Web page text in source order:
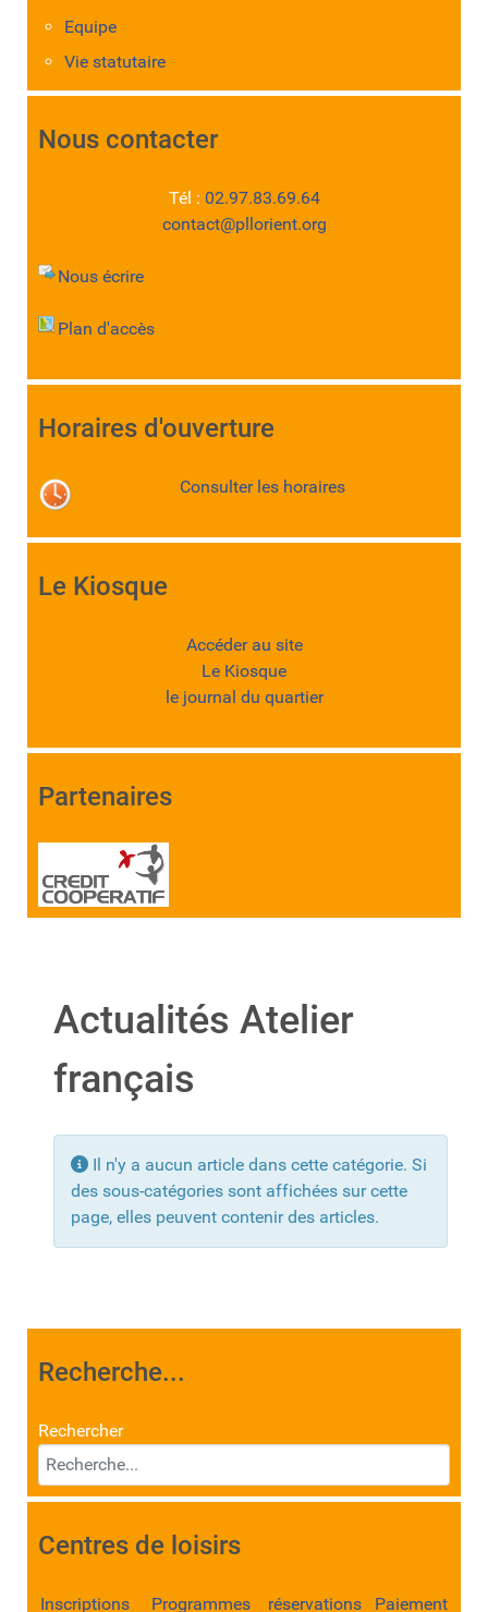
Equipe
Vie statutaire
Nous contacter
Tél : 02.97.83.69.64
contact@pllorient.org
Nous écrire
Plan d'accès
Horaires d'ouverture
Consulter les horaires
Le Kiosque
Accéder au site
Le Kiosque
le journal du quartier
Partenaires
Actualités Atelier
français
Info
Il n'y a aucun article dans cette catégorie. Si
des sous-catégories sont affichées sur cette
page, elles peuvent contenir des articles.
Recherche...
Rechercher
Centres de loisirs
Inscriptions Programmes réservations Paiement